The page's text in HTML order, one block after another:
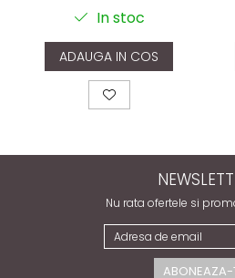
In stoc
ADAUGA IN COS
Nu rata ofertele si